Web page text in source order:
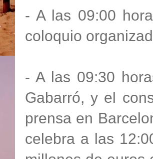
- A las 09:00
coloquio
- A las 09:30
Gabarró, y el
prensa en
celebra a las